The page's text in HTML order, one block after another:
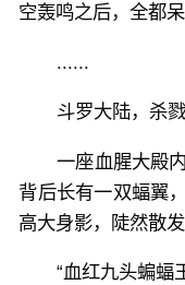
空轰鸣之后，全都
......
斗罗大陆，杀戮
一座血腥大殿
背后长有一双蝠翼
高大身影，陡然散
“血红九头蝙蝠